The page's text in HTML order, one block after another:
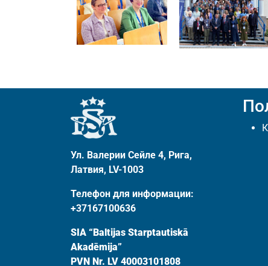
Ул. Валерии Сейле 4, Рига,
Латвия, LV-1003
Телефон для информации:
+37167100636
SIA “Baltijas Starptautiskā
Akadēmija”
PVN Nr. LV 40003101808